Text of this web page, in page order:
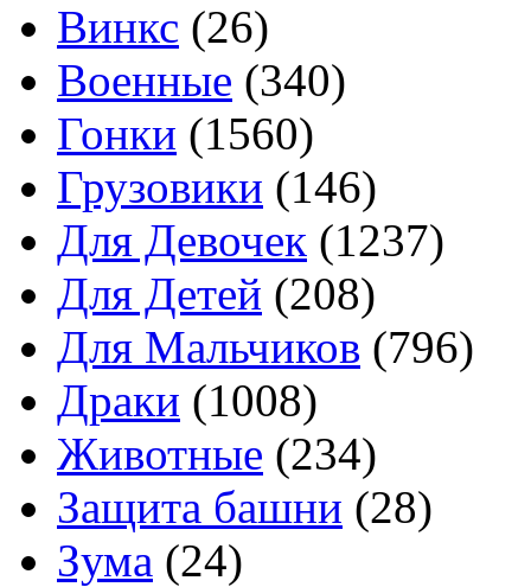
Винкс (26)
Военные (340)
Гонки (1560)
Грузовики (146)
Для Девочек (1237)
Для Детей (208)
Для Мальчиков (796)
Драки (1008)
Животные (234)
Защита башни (28)
Зума (24)